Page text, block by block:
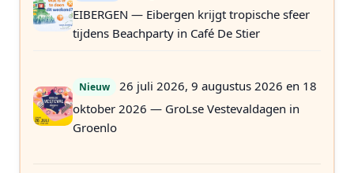
EIBERGEN — Eibergen krijgt tropische sfeer
tijdens Beachparty in Café De Stier
Nieuw
26 juli 2026, 9 augustus 2026 en 18
oktober 2026 — GroLse Vestevaldagen in
Groenlo